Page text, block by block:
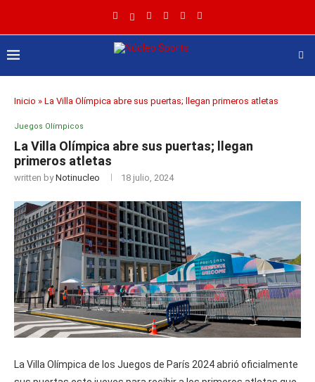
Inicio » La Villa Olímpica abre sus puertas; llegan primeros atletas
Juegos Olímpicos
La Villa Olímpica abre sus puertas; llegan
primeros atletas
written byNotinucleo 18 julio, 2024
La Villa Olímpica de los Juegos de París 2024 abrió oficialmente